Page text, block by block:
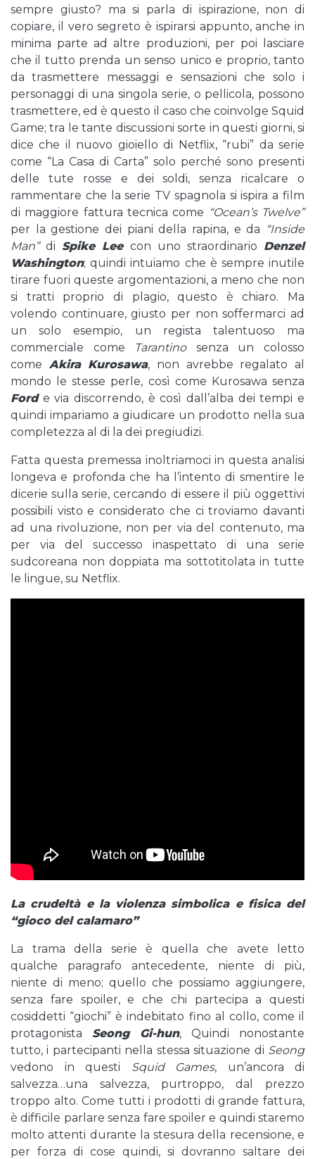
sempre giusto? ma si parla di ispirazione, non di
copiare, il vero segreto è ispirarsi appunto, anche in
minima parte ad altre produzioni, per poi lasciare
che il tutto prenda un senso unico e proprio, tanto
da trasmettere messaggi e sensazioni che solo i
personaggi di una singola serie, o pellicola, possono
trasmettere, ed è questo il caso che coinvolge Squid
Game; tra le tante discussioni sorte in questi giorni, si
dice che il nuovo gioiello di Netflix, “rubi” da serie
come “La Casa di Carta” solo perché sono presenti
delle tute rosse e dei soldi, senza ricalcare o
rammentare che la serie TV spagnola si ispira a film
di maggiore fattura tecnica come “Ocean’s Twelve”
per la gestione dei piani della rapina, e da
“Inside
Man”diSpike Leecon uno straordinario Denzel
Washington; quindi intuiamo che è sempre inutile
tirare fuori queste argomentazioni, a meno che non
si tratti proprio di plagio, questo è chiaro. Ma
volendo continuare, giusto per non soffermarci ad
un solo esempio, un regista talentuoso ma
commerciale come Tarantinosenza un colosso
come Akira Kurosawa, non avrebbe regalato al
mondo le stesse perle, così come Kurosawa senza
Forde via discorrendo, è così dall’alba dei tempi e
quindi impariamo a giudicare un prodotto nella sua
completezza al di la dei pregiudizi.
Fatta questa premessa inoltriamoci in questa analisi
longeva e profonda che ha l’intento di smentire le
dicerie sulla serie, cercando di essere il più oggettivi
possibili visto e considerato che ci troviamo davanti
ad una rivoluzione, non per via del contenuto, ma
per via del successo inaspettato di una serie
sudcoreana non doppiata ma sottotitolata in tutte
le lingue, su Netflix.
La crudeltà e la violenza simbolica e fisica del
“gioco del calamaro”
La trama della serie è quella che avete letto
qualche paragrafo antecedente, niente di più,
niente di meno; quello che possiamo aggiungere,
senza fare spoiler, e che chi partecipa a questi
cosiddetti “giochi” è indebitato fino al collo, come il
protagonista Seong Gi-hun, Quindi nonostante
tutto, i partecipanti nella stessa situazione di Seong
vedono in questi Squid Games, un’ancora di
salvezza…una salvezza, purtroppo, dal prezzo
troppo alto. Come tutti i prodotti di grande fattura,
è difficile parlare senza fare spoiler e quindi staremo
molto attenti durante la stesura della recensione, e
per forza di cose quindi, si dovranno saltare dei